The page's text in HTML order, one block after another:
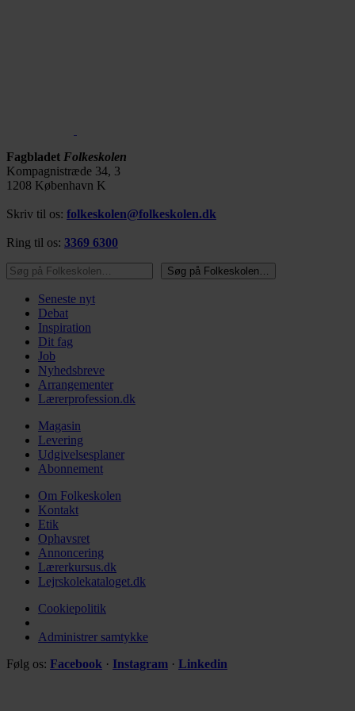
Fagbladet Folkeskolen
Kompagnistræde 34, 3
1208 København K
Skriv til os: folkeskolen@folkeskolen.dk
Ring til os: 3369 6300
Søg på Folkeskolen…
Søg på Folkeskolen…
Seneste nyt
Debat
Inspiration
Dit fag
Job
Nyhedsbreve
Arrangementer
Lærerprofession.dk
Magasin
Levering
Udgivelsesplaner
Abonnement
Om Folkeskolen
Kontakt
Etik
Ophavsret
Annoncering
Lærerkursus.dk
Lejrskolekataloget.dk
Cookiepolitik
Administrer samtykke
Følg os: Facebook · Instagram · Linkedin